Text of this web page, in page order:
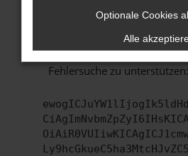
hast, kontaktiere uns bitte.
versuchen, das Problem zu
uns diesen Text schicken,
Fehlersuche zu unterstützen:
Optionale Cookies
Alle